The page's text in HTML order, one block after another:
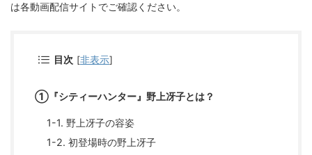
は各動画配信サイトでご確認ください。
目次 [非表示]
①『シティーハンター』野上冴子とは？
1-1. 野上冴子の容姿
1-2. 初登場時の野上冴子